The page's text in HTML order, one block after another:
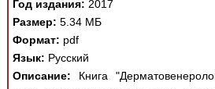
Год издания: 2017
Размер: 5.34 МБ
Формат: pdf
Язык: Русский
Описание: Книга